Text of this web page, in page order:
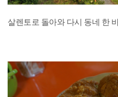
살렌토로 돌아와 다시 동네 한